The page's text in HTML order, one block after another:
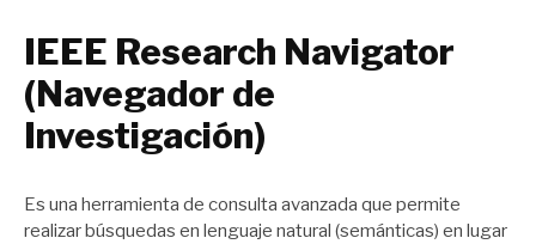
IEEE Research Navigator
(Navegador de
Investigación)
Es una herramienta de consulta avanzada que permite
realizar búsquedas en lenguaje natural (semánticas) en lugar